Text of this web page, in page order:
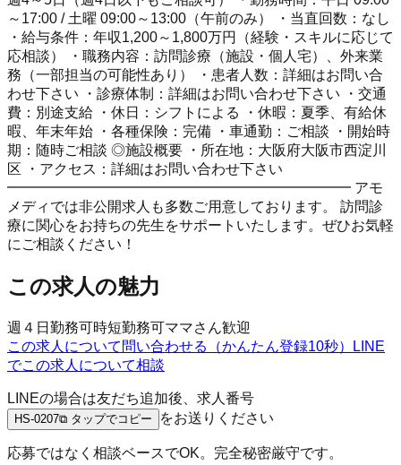
～17:00 / 土曜 09:00～13:00（午前のみ） ・当直回数：なし
・給与条件：年収1,200～1,800万円（経験・スキルに応じて
応相談） ・職務内容：訪問診療（施設・個人宅）、外来業
務（一部担当の可能性あり） ・患者人数：詳細はお問い合
わせ下さい ・診療体制：詳細はお問い合わせ下さい ・交通
費：別途支給 ・休日：シフトによる ・休暇：夏季、有給休
暇、年末年始 ・各種保険：完備 ・車通勤：ご相談 ・開始時
期：随時ご相談 ◎施設概要 ・所在地：大阪府大阪市西淀川
区 ・アクセス：詳細はお問い合わせ下さい
━━━━━━━━━━━━━━━━━━━━━━━━ アモ
メディでは非公開求人も多数ご用意しております。 訪問診
療に関心をお持ちの先生をサポートいたします。ぜひお気軽
にご相談ください！
この求人の魅力
週４日勤務可時短勤務可ママさん歓迎
この求人について問い合わせる（かんたん登録10秒）
LINE
でこの求人について相談
LINEの場合は友だち追加後、求人番号
HS-0207⧉ タップでコピー をお送りください
応募ではなく相談ベースでOK。完全秘密厳守です。